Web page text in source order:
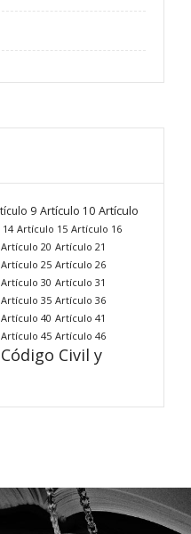
9 Artículo 10 Artículo
Artículo 15 Artículo 16
Artículo 20 Artículo 21
Artículo 25 Artículo 26
Artículo 30 Artículo 31
Artículo 35 Artículo 36
Artículo 40 Artículo 41
Artículo 45 Artículo 46
Código Civil y